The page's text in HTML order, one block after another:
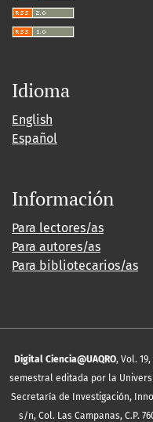
Idioma
English
Español
Información
Para lectores/as
Para autores/as
Para bibliotecarios/as
Digital Ciencia@UAQRO, Vol.
semestral editada por la
Secretaría de Investigación,
s/n, Col. Las Campanas, C.P.